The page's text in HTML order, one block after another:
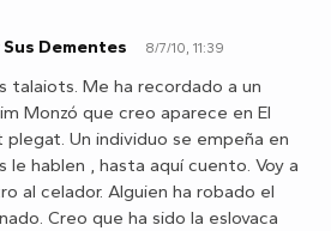
Dementes 8/7/10, 11:39
talaiots. Me ha recordado a un
Monzó que creo aparece en El
Un individuo se empeña en
le hablen , hasta aquí cuento. Voy a
al celador. Alguien ha robado el
Creo que ha sido la eslovaca